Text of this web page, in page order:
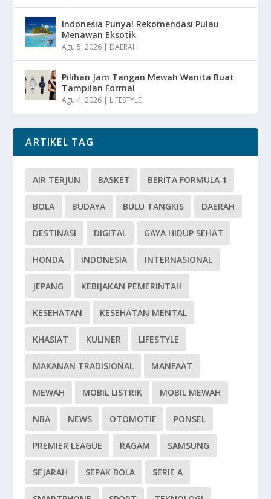
Indonesia Punya! Rekomendasi Pulau
Menawan Eksotik
Agu 5, 2026 | DAERAH
Pilihan Jam Tangan Mewah Wanita Buat
Tampilan Formal
Agu 4, 2026 | LIFESTYLE
ARTIKEL TAG
AIR TERJUN BASKET BERITA FORMULA 1
BOLA BUDAYA BULU TANGKIS DAERAH
DESTINASI DIGITAL GAYA HIDUP SEHAT
HONDA INDONESIA INTERNASIONAL
JEPANG KEBIJAKAN PEMERINTAH
KESEHATAN KESEHATAN MENTAL
KHASIAT KULINER LIFESTYLE
MAKANAN TRADISIONAL MANFAAT
MEWAH MOBIL LISTRIK MOBIL MEWAH
NBA NEWS OTOMOTIF PONSEL
PREMIER LEAGUE RAGAM SAMSUNG
SEJARAH SEPAK BOLA SERIE A